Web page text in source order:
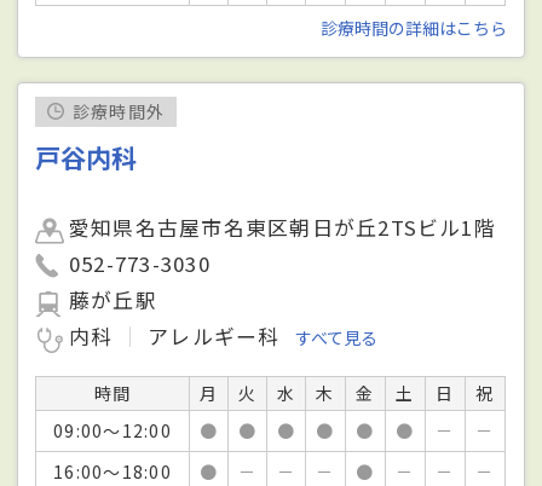
診療時間の詳細はこちら
診療時間外
戸谷内科
愛知県名古屋市名東区朝日が丘2TSビル1階
052-773-3030
藤が丘駅
内科
アレルギー科 すべて見る
時間 月 火 水 木 金 土 日
祝
09:00～12:00
● ● ● ● ● ● －
－
16:00～18:00
● － － － ● － －
－